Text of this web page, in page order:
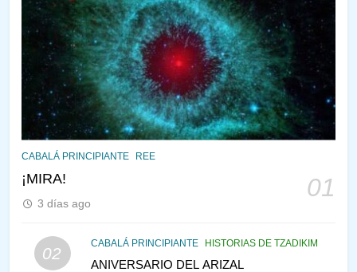
CABALÁ PRINCIPIANTE REE
¡MIRA! 01
3 días ago
02
CABALÁ PRINCIPIANTE HISTORIAS DE TZADIKIM
ANIVERSARIO DEL ARIZAL
¿QUIÉN ES SABIO? EL QUE
VE LO QUE VA A NACER
PENSAMIENTO JUDÍO PIRKEI AVOT
145
146
CABALÁ Y JASIDUT: EL